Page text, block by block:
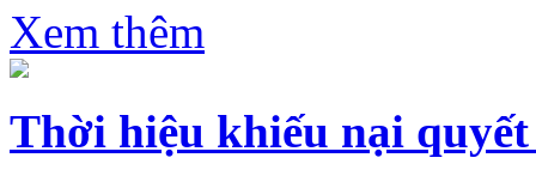
Xem thêm
Thời hiệu khiếu nại